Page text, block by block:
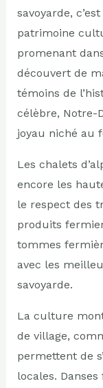
savoyarde,
patrimoine
promenant
découvert de
témoins de
célèbre, Notre-
joyau niché au
Les chalets
encore les
le respect des
produits
tommes
avec les
savoyarde.
La culture
de village,
permettent de
locales.